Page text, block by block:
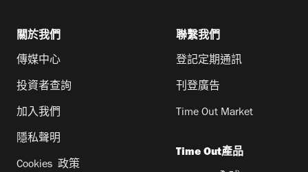
關於我們
傳媒中心
投資者查詢
加入我們
隱私聲明
Cookies 政策
聯繫我們
登記定期通訊
刊登廣告
Time Out Market
Time Out產品